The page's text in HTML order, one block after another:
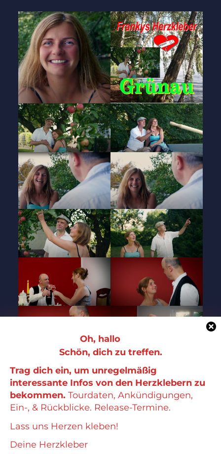
Oh, hallo
Schön, dich zu treffen.
Trag dich ein, um unregelmäßig
interessante Infos von den Herzklebern zu
bekommen. Tourdaten, Ankündigungen,
Ein-, & Rückblicke. Release-Termine.
Lass uns Herzen kleben!
Deine Herzkleber